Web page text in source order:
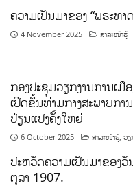
ຄວາມເປັນມາຂອງ “ພຣະທາ
4 November 2025 ສາລະໜ້າຮູ້
ກອງປະຊຸມວຽກງານການເມື
ເປີດຂຶ້ນທ່າມກາງສະພາບກາ
ປ່ຽນແປງຄັ້ງໃຫຍ່
6 October 2025 ສາລະໜ້າຮູ້,ວຽ
ປະຫວັດຄວາມເປັນມາຂອງ
ຕຸລາ 1907.